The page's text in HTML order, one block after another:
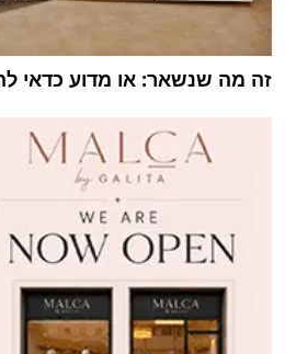
זה מה שנשאר: או מדוע כדאי